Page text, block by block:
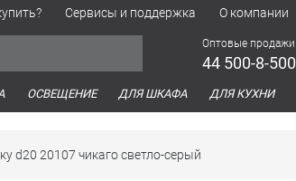
Сервисы и поддержка О компании
Оптовые продажи
44 500-8-500
ОСВЕЩЕНИЕ ДЛЯ ШКАФА ДЛЯ КУХНИ
d20 20107 чикаго светло-серый